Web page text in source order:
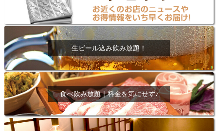
生ビール込み飲み放題！
食べ飲み放題｜料金を気にせず♪